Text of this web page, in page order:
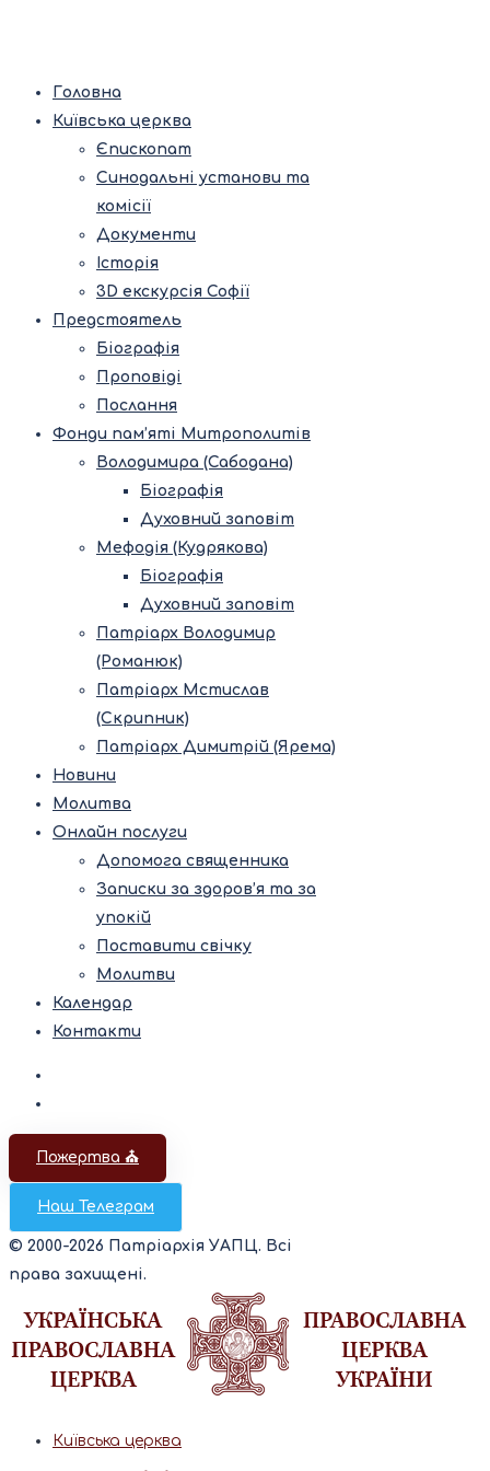
Головна
Київська церква
Єпископат
Синодальні установи та
комісії
Документи
Історія
3D екскурсія Софії
Предстоятель
Біографія
Проповіді
Послання
Фонди пам’яті Митрополитів
Володимира (Сабодана)
Біографія
Духовний заповіт
Мефодія (Кудрякова)
Біографія
Духовний заповіт
Патріарх Володимир
(Романюк)
Патріарх Мстислав
(Скрипник)
Патріарх Димитрій (Ярема)
Новини
Молитва
Онлайн послуги
Допомога священника
Записки за здоров’я та за
упокій
Поставити свічку
Молитви
Календар
Контакти
Пожертва ⛪️
Наш Телеграм
© 2000-2026 Патріархія УАПЦ. Всі
права захищені.
Київська церква